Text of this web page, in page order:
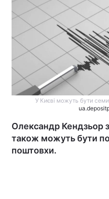
У Києві можуть бути
Олександр Кендзьор
також можуть бути
поштовхи.